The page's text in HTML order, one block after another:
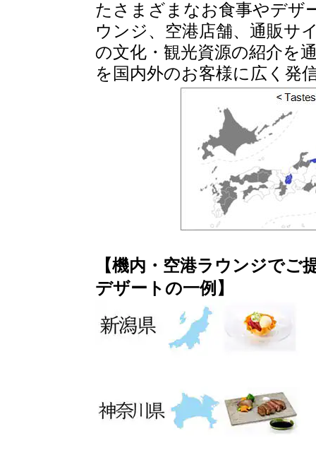
たさまざまなお食事やデザ
ウンジ、空港店舗、通販サ
の文化・観光資源の紹介を
を国内外のお客様に広く発
【機内・空港ラウンジでご
デザートの一例】